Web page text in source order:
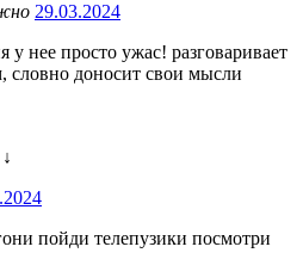
29.03.2024
у нее просто ужас! разговаривает
словно доносит свои мысли
↓
пойди телепузики посмотри